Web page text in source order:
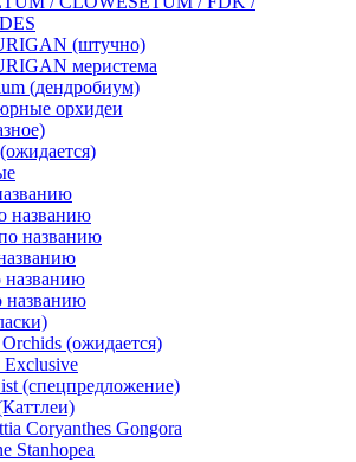
(штучно)
меристема
(дендробиум)
орхидеи
названию
названию
названию
названию
(ожидается)
(спецпредложение)
Coryanthes Gongora
Stanhopea